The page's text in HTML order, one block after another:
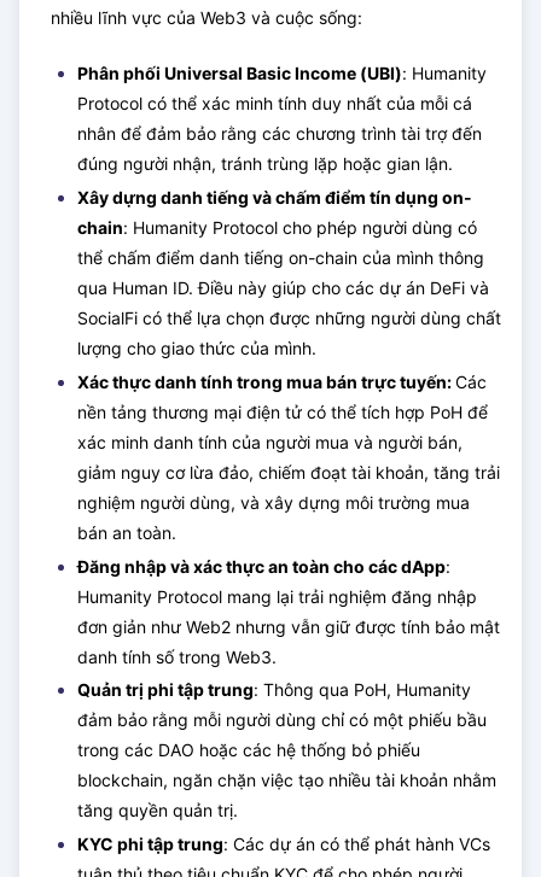
nhiều lĩnh vực của Web3 và cuộc sống:
Phân phối Universal Basic Income (UBI): Humanity
Protocol có thể xác minh tính duy nhất của mỗi cá
nhân để đảm bảo rằng các chương trình tài trợ đến
đúng người nhận, tránh trùng lặp hoặc gian lận.
Xây dựng danh tiếng và chấm điểm tín dụng on-
chain: Humanity Protocol cho phép người dùng có
thể chấm điểm danh tiếng on-chain của mình thông
qua Human ID. Điều này giúp cho các dự án DeFi và
SocialFi có thể lựa chọn được những người dùng chất
lượng cho giao thức của mình.
Xác thực danh tính trong mua bán trực tuyến:Các
nền tảng thương mại điện tử có thể tích hợp PoH để
xác minh danh tính của người mua và người bán,
giảm nguy cơ lừa đảo, chiếm đoạt tài khoản, tăng trải
nghiệm người dùng, và xây dựng môi trường mua
bán an toàn.
Đăng nhập và xác thực an toàn cho các dApp:
Humanity Protocol mang lại trải nghiệm đăng nhập
đơn giản như Web2 nhưng vẫn giữ được tính bảo mật
danh tính số trong Web3.
Quản trị phi tập trung: Thông qua PoH, Humanity
đảm bảo rằng mỗi người dùng chỉ có một phiếu bầu
trong các DAO hoặc các hệ thống bỏ phiếu
blockchain, ngăn chặn việc tạo nhiều tài khoản nhằm
tăng quyền quản trị.
KYC phi tập trung: Các dự án có thể phát hành VCs